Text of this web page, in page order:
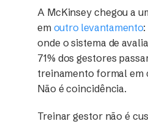
A McKinsey chegou a
em outro levantamento
onde o sistema de
71% dos gestores
treinamento formal em
Não é coincidência.
Treinar gestor não é